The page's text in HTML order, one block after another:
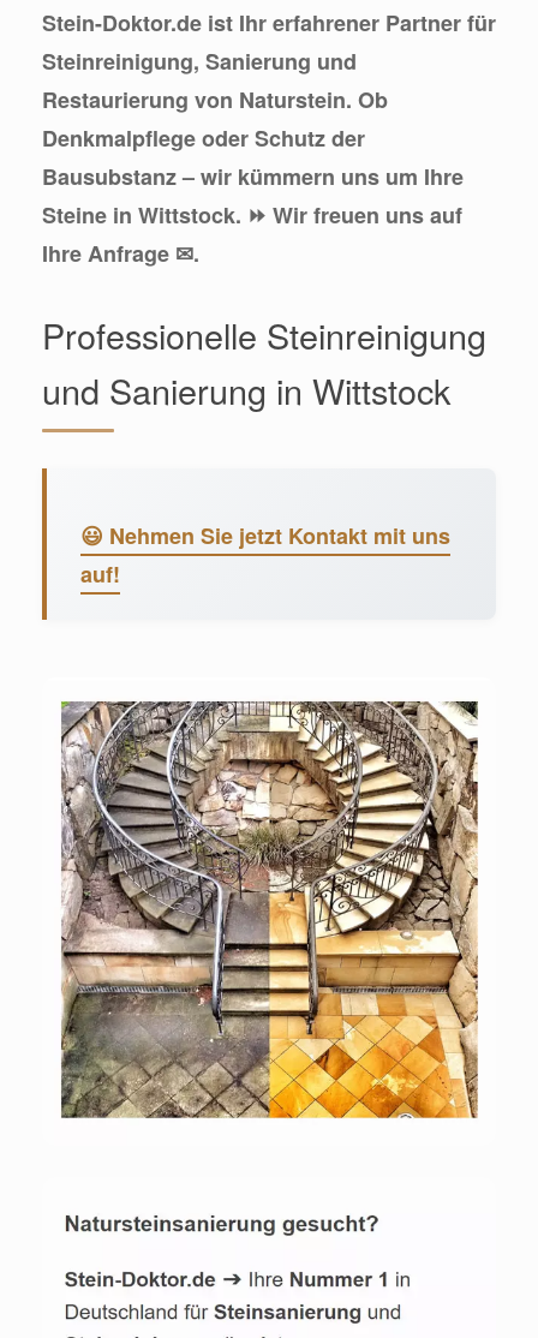
Stein-Doktor.de ist Ihr erfahrener Partner für
Steinreinigung, Sanierung und
Restaurierung von Naturstein. Ob
Denkmalpflege oder Schutz der
Bausubstanz – wir kümmern uns um Ihre
Steine in Wittstock. ⏩ Wir freuen uns auf
Ihre Anfrage ✉.
Professionelle Steinreinigung
und Sanierung in Wittstock
😃 Nehmen Sie jetzt Kontakt mit uns
auf!